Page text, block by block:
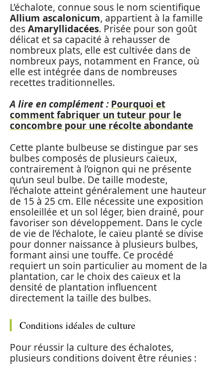
L’échalote, connue sous le nom scientifique
Allium ascalonicum, appartient à la famille
desAmaryllidacées. Prisée pour son goût
délicat et sa capacité à rehausser de
nombreux plats, elle est cultivée dans de
nombreux pays, notamment en France, où
elle est intégrée dans de nombreuses
recettes traditionnelles.
A lire en complément : Pourquoi et
comment fabriquer un tuteur pour le
concombre pour une récolte abondante
Cette plante bulbeuse se distingue par ses
bulbes composés de plusieurs caïeux,
contrairement à l’oignon qui ne présente
qu’un seul bulbe. De taille modeste,
l’échalote atteint généralement une hauteur
de 15 à 25 cm. Elle nécessite une exposition
ensoleillée et un sol léger, bien drainé, pour
favoriser son développement. Dans le cycle
de vie de l’échalote, le caïeu planté se divise
pour donner naissance à plusieurs bulbes,
formant ainsi une touffe. Ce procédé
requiert un soin particulier au moment de la
plantation, car le choix des caïeux et la
densité de plantation influencent
directement la taille des bulbes.
Conditions idéales de culture
Pour réussir la culture des échalotes,
plusieurs conditions doivent être réunies :